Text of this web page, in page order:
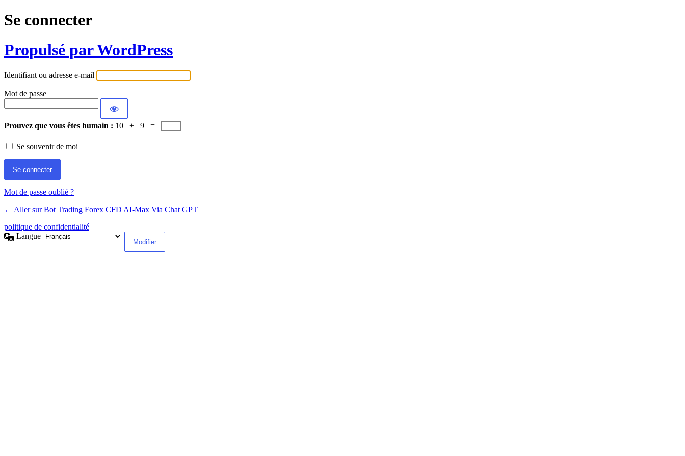
Se connecter
Propulsé par WordPress
Identifiant ou adresse e-mail
Mot de passe
Prouvez que vous êtes humain : 10 + 9 =
Se souvenir de moi
Mot de passe oublié ?
← Aller sur Bot Trading Forex CFD AI-Max Via Chat GPT
politique de confidentialité
Langue